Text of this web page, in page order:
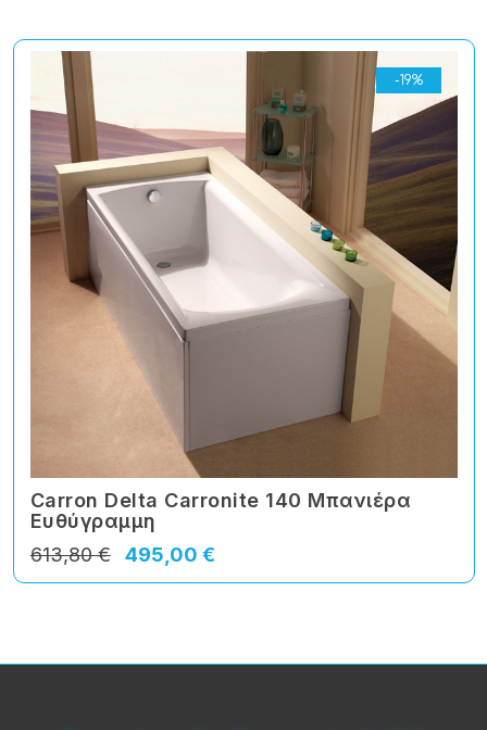
-19%
Carron Delta Carronite 140 Μπανιέρα
Ευθύγραμμη
495,00 €
613,80 €